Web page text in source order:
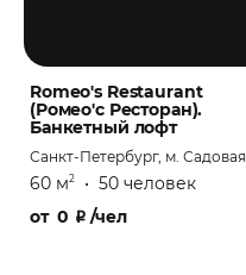
Romeo's Restaurant
(Ромео'с Ресторан).
Банкетный лофт
Санкт-Петербург, м. Садовая
60 м2 • 50 человек
от0 ₽ /чел